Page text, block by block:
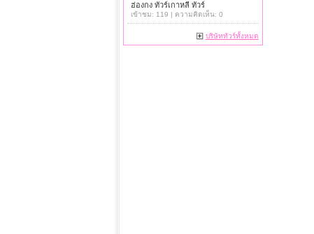
ฮ่องกง ทัวร์เกาหลี ทัวร์
เข้าชม: 119 | ความคิดเห็น: 0
บริษัททัวร์ทั้งหมด